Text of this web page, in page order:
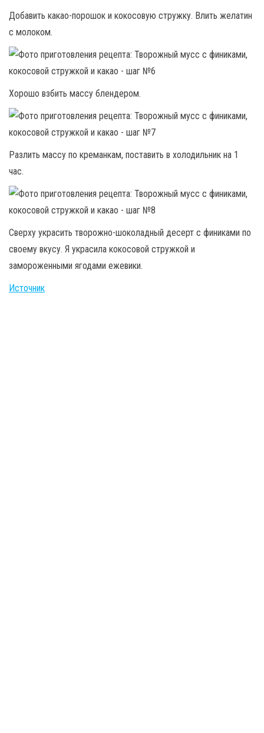
Добавить какао-порошок и кокосовую стружку. Влить желатин
с молоком.
Хорошо взбить массу блендером.
Разлить массу по креманкам, поставить в холодильник на 1
час.
Сверху украсить творожно-шоколадный десерт с финиками по
своему вкусу. Я украсила кокосовой стружкой и
замороженными ягодами ежевики.
Источник